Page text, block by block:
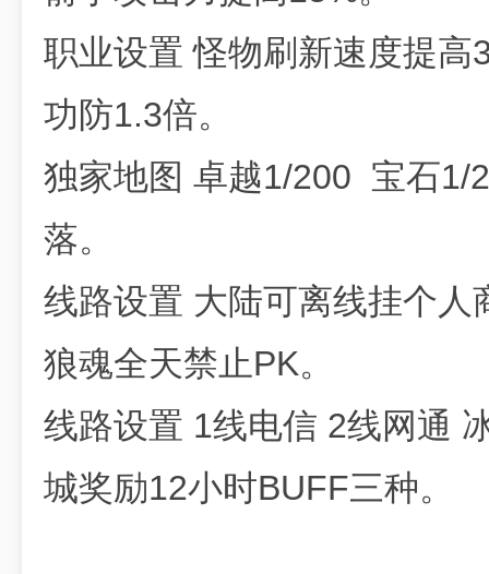
职业设置 怪物刷新速度提
功防1.3倍。
独家地图 卓越1/200 宝石1/
落。
线路设置 大陆可离线挂个
狼魂全天禁止PK。
线路设置 1线电信 2线网通
城奖励12小时BUFF三种。